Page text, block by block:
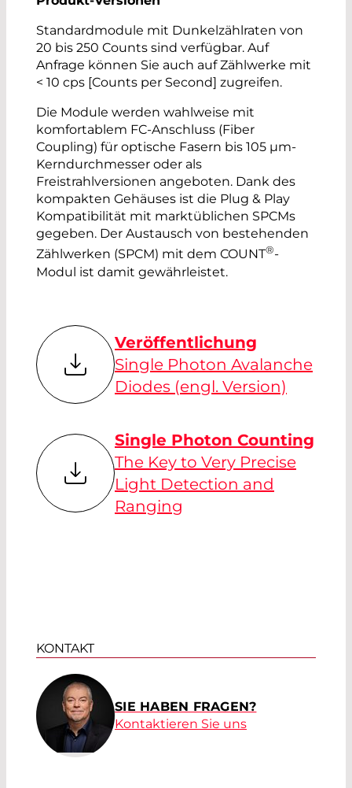
Standardmodule mit Dunkelzählraten von
20 bis 250 Counts sind verfügbar. Auf
Anfrage können Sie auch auf Zählwerke mit
< 10 cps [Counts per Second] zugreifen.
Die Module werden wahlweise mit
komfortablem FC-Anschluss (Fiber
Coupling) für optische Fasern bis 105 µm-
Kerndurchmesser oder als
Freistrahlversionen angeboten. Dank des
kompakten Gehäuses ist die Plug & Play
Kompatibilität mit marktüblichen SPCMs
gegeben. Der Austausch von bestehenden
Zählwerken (SPCM) mit dem COUNT®-
Modul ist damit gewährleistet.
Veröffentlichung
Single Photon Avalanche
Diodes (engl. Version)
Single Photon Counting
The Key to Very Precise
Light Detection and
Ranging
KONTAKT
SIE HABEN FRAGEN?
Kontaktieren Sie uns